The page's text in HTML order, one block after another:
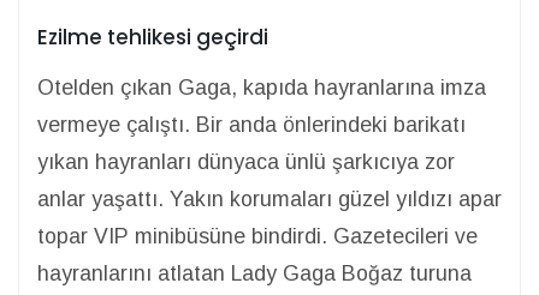
Ezilme tehlikesi geçirdi
Otelden çıkan Gaga, kapıda hayranlarına imza
vermeye çalıştı. Bir anda önlerindeki barikatı
yıkan hayranları dünyaca ünlü şarkıcıya zor
anlar yaşattı. Yakın korumaları güzel yıldızı apar
topar VIP minibüsüne bindirdi. Gazetecileri ve
hayranlarını atlatan Lady Gaga Boğaz turuna